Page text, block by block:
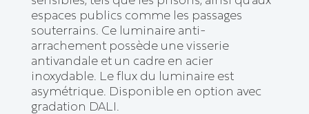
espaces publics comme les passages
souterrains. Ce luminaire anti-
arrachement possède une visserie
antivandale et un cadre en acier
inoxydable. Le flux du luminaire est
asymétrique. Disponible en option avec
gradation DALI.